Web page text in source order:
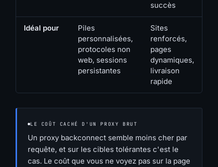
succès
Idéal pour
Piles
personnalisées,
protocoles non
web, sessions
persistantes
Sites
renforcés,
pages
dynamiques,
livraison
rapide
LE COÛT CACHÉ D'UN PROXY BRUT
Un proxy backconnect semble moins cher par
requête, et sur les cibles tolérantes c'est le
cas. Le coût que vous ne voyez pas sur la page